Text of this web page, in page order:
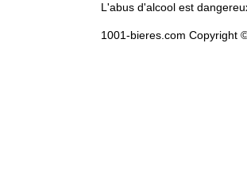
L'abus d'alcool est
1001-bieres.com Copyright